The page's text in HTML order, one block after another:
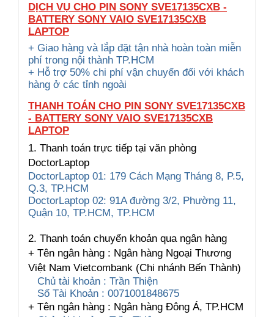
DỊCH VỤ CHO PIN SONY SVE17135CXB -
BATTERY SONY VAIO SVE17135CXB
LAPTOP
+ Giao hàng và lắp đặt tận nhà hoàn toàn miễn
phí trong nội thành TP.HCM
+ Hỗ trợ 50% chi phí vận chuyển đối với khách
hàng ở các tỉnh ngoài
THANH TOÁN CHO PIN SONY SVE17135CXB
- BATTERY SONY VAIO SVE17135CXB
LAPTOP
1. Thanh toán trực tiếp tại văn phòng
DoctorLaptop
DoctorLaptop 01: 179 Cách Mạng Tháng 8, P.5,
Q.3, TP.HCM
DoctorLaptop 02: 91A đường 3/2, Phường 11,
Quận 10, TP.HCM, TP.HCM
2. Thanh toán chuyển khoản qua ngân hàng
+ Tên ngân hàng : Ngân hàng Ngoại Thương
Việt Nam Vietcombank (Chi nhánh Bến Thành)
Chủ tài khoản : Trần Thiện
Số Tài Khoản : 0071001848675
+ Tên ngân hàng : Ngân hàng Đông Á, TP.HCM